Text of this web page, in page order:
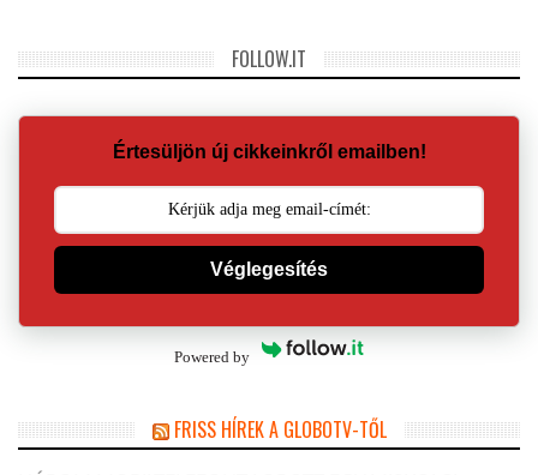
FOLLOW.IT
Értesüljön új cikkeinkről emailben!
Véglegesítés
Powered by
FRISS HÍREK A GLOBOTV-TŐL